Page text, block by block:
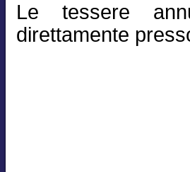
Le tessere
direttamente